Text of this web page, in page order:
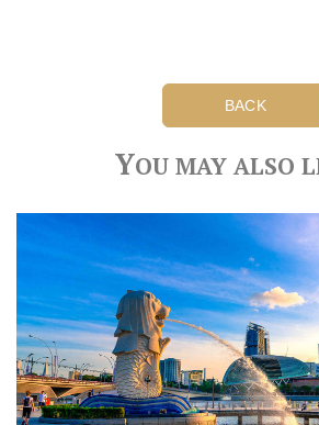
BACK
YOU MAY ALSO